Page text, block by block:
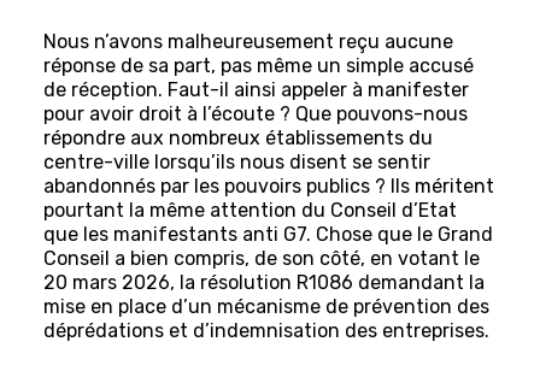
Nous n’avons malheureusement reçu aucune
réponse de sa part, pas même un simple accusé
de réception. Faut-il ainsi appeler à manifester
pour avoir droit à l’écoute ? Que pouvons-nous
répondre aux nombreux établissements du
centre-ville lorsqu’ils nous disent se sentir
abandonnés par les pouvoirs publics ? Ils méritent
pourtant la même attention du Conseil d’Etat
que les manifestants anti G7. Chose que le Grand
Conseil a bien compris, de son côté, en votant le
20 mars 2026, la résolution R1086 demandant la
mise en place d’un mécanisme de prévention des
déprédations et d’indemnisation des entreprises.